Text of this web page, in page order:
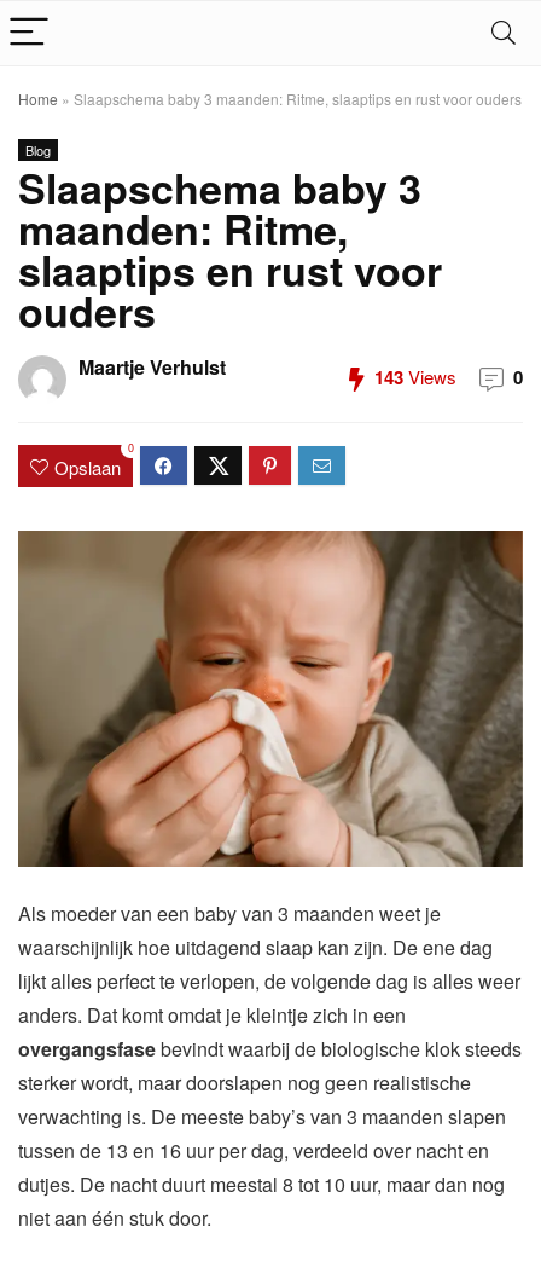
Home » Slaapschema baby 3 maanden: Ritme, slaaptips en rust voor ouders
Blog
Slaapschema baby 3
maanden: Ritme,
slaaptips en rust voor
ouders
Maartje Verhulst 143Views 0
Opslaan
0
Als moeder van een baby van 3 maanden weet je
waarschijnlijk hoe uitdagend slaap kan zijn. De ene dag
lijkt alles perfect te verlopen, de volgende dag is alles weer
anders. Dat komt omdat je kleintje zich in een
overgangsfasebevindt waarbij de biologische klok steeds
sterker wordt, maar doorslapen nog geen realistische
verwachting is. De meeste baby’s van 3 maanden slapen
tussen de 13 en 16 uur per dag, verdeeld over nacht en
dutjes. De nacht duurt meestal 8 tot 10 uur, maar dan nog
niet aan één stuk door.